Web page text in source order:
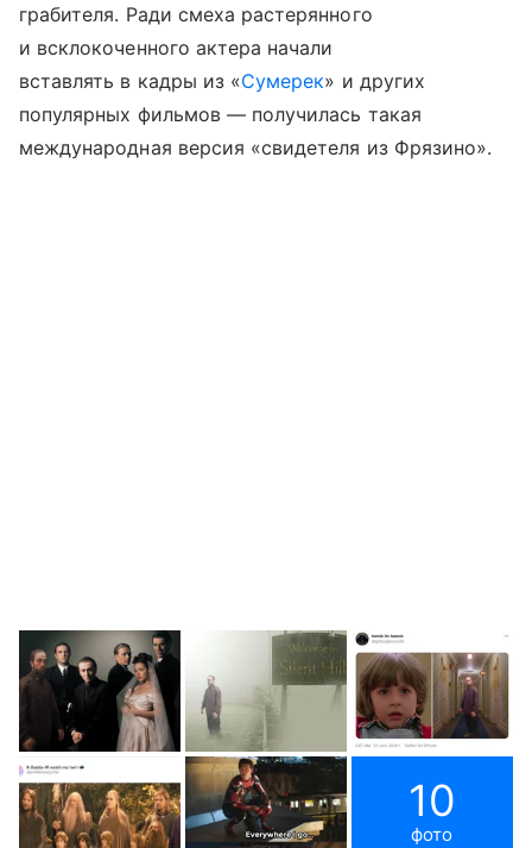
грабителя. Ради смеха растерянного
и всклокоченного актера начали
вставлять в кадры из «Сумерек» и других
популярных фильмов — получилась такая
международная версия «свидетеля из Фрязино».
10
фото